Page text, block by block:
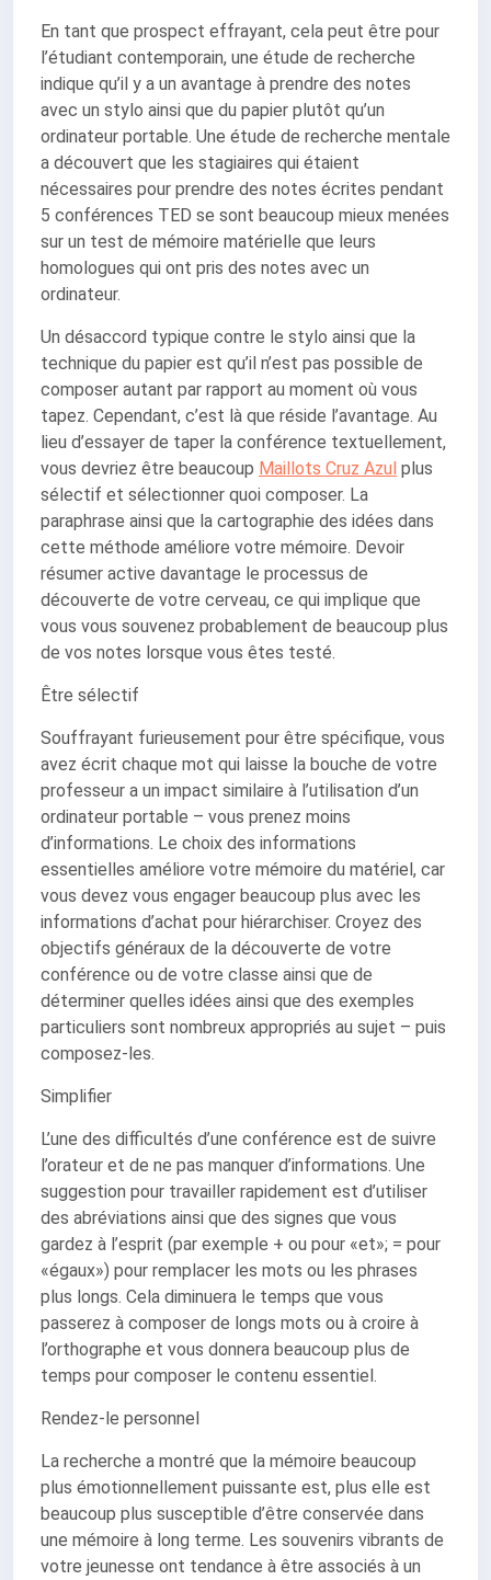
En tant que prospect effrayant, cela peut être pour
l’étudiant contemporain, une étude de recherche
indique qu’il y a un avantage à prendre des notes
avec un stylo ainsi que du papier plutôt qu’un
ordinateur portable. Une étude de recherche mentale
a découvert que les stagiaires qui étaient
nécessaires pour prendre des notes écrites pendant
5 conférences TED se sont beaucoup mieux menées
sur un test de mémoire matérielle que leurs
homologues qui ont pris des notes avec un
ordinateur.
Un désaccord typique contre le stylo ainsi que la
technique du papier est qu’il n’est pas possible de
composer autant par rapport au moment où vous
tapez. Cependant, c’est là que réside l’avantage. Au
lieu d’essayer de taper la conférence textuellement,
vous devriez être beaucoup Maillots Cruz Azul plus
sélectif et sélectionner quoi composer. La
paraphrase ainsi que la cartographie des idées dans
cette méthode améliore votre mémoire. Devoir
résumer active davantage le processus de
découverte de votre cerveau, ce qui implique que
vous vous souvenez probablement de beaucoup plus
de vos notes lorsque vous êtes testé.
Être sélectif
Souffrayant furieusement pour être spécifique, vous
avez écrit chaque mot qui laisse la bouche de votre
professeur a un impact similaire à l’utilisation d’un
ordinateur portable – vous prenez moins
d’informations. Le choix des informations
essentielles améliore votre mémoire du matériel, car
vous devez vous engager beaucoup plus avec les
informations d’achat pour hiérarchiser. Croyez des
objectifs généraux de la découverte de votre
conférence ou de votre classe ainsi que de
déterminer quelles idées ainsi que des exemples
particuliers sont nombreux appropriés au sujet – puis
composez-les.
Simplifier
L’une des difficultés d’une conférence est de suivre
l’orateur et de ne pas manquer d’informations. Une
suggestion pour travailler rapidement est d’utiliser
des abréviations ainsi que des signes que vous
gardez à l’esprit (par exemple + ou pour «et»; = pour
«égaux») pour remplacer les mots ou les phrases
plus longs. Cela diminuera le temps que vous
passerez à composer de longs mots ou à croire à
l’orthographe et vous donnera beaucoup plus de
temps pour composer le contenu essentiel.
Rendez-le personnel
La recherche a montré que la mémoire beaucoup
plus émotionnellement puissante est, plus elle est
beaucoup plus susceptible d’être conservée dans
une mémoire à long terme. Les souvenirs vibrants de
votre jeunesse ont tendance à être associés à un